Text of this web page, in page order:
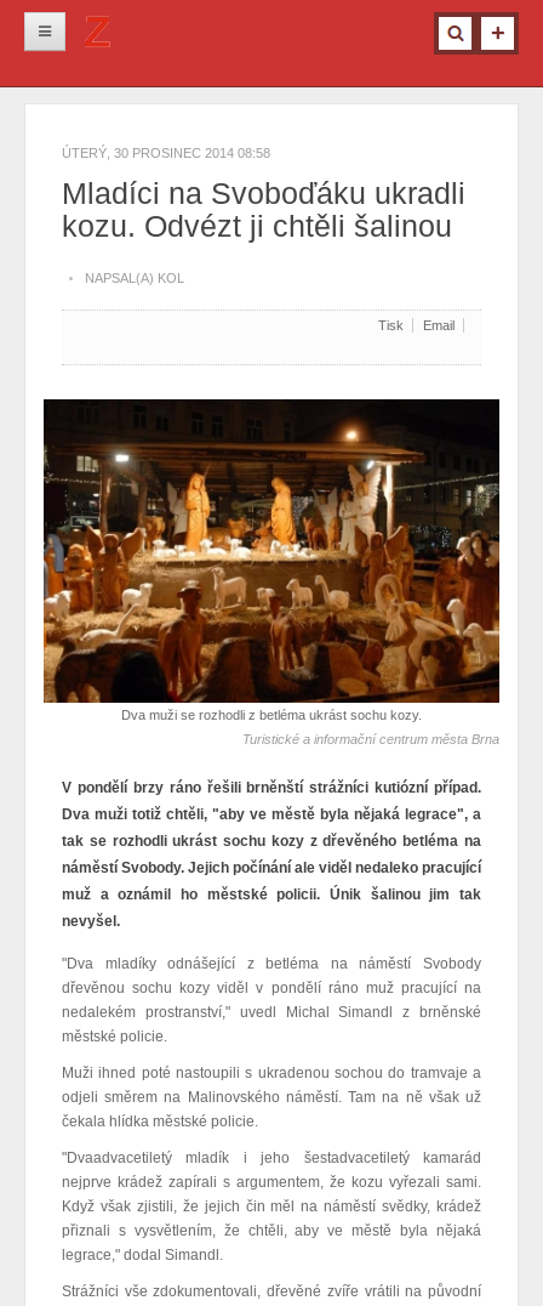
Kultura
Info z města
Ostatní
ÚTERÝ, 30 PROSINEC 2014 08:58
Mladíci na Svoboďáku ukradli
kozu. Odvézt ji chtěli šalinou
NAPSAL(A) KOL
Tisk Email
Dva muži se rozhodli z betléma ukrást sochu kozy.
Turistické a informační centrum města Brna
V pondělí brzy ráno řešili brněnští strážníci kutiózní případ.
Dva muži totiž chtěli, "aby ve městě byla nějaká legrace", a
tak se rozhodli ukrást sochu kozy z dřevěného betléma na
náměstí Svobody. Jejich počínání ale viděl nedaleko pracující
muž a oznámil ho městské policii. Únik šalinou jim tak
nevyšel.
"Dva mladíky odnášející z betléma na náměstí Svobody
dřevěnou sochu kozy viděl v pondělí ráno muž pracující na
nedalekém prostranství," uvedl Michal Simandl z brněnské
městské policie.
Muži ihned poté nastoupili s ukradenou sochou do tramvaje a
odjeli směrem na Malinovského náměstí. Tam na ně však už
čekala hlídka městské policie.
"Dvaadvacetiletý mladík i jeho šestadvacetiletý kamarád
nejprve krádež zapírali s argumentem, že kozu vyřezali sami.
Když však zjistili, že jejich čin měl na náměstí svědky, krádež
přiznali s vysvětlením, že chtěli, aby ve městě byla nějaká
legrace," dodal Simandl.
Strážníci vše zdokumentovali, dřevěné zvíře vrátili na původní